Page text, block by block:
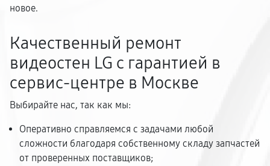
новое.
Качественный ремонт
видеостен LG с гарантией в
сервис-центре в Москве
Выбирайте нас, так как мы:
Оперативно справляемся с задачами любой
сложности благодаря собственному складу запчастей
от проверенных поставщиков;